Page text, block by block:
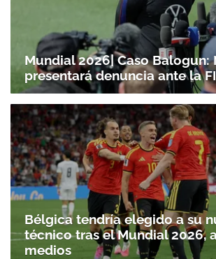
Mundial 2026| Caso Balogun:
presentará denuncia ante la
Bélgica tendría elegido a su
técnico tras el Mundial 2026,
medios